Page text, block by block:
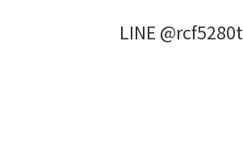
LINE @rcf5280t